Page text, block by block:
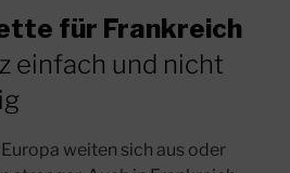
für Frankreich
einfach und nicht
weiten sich aus oder